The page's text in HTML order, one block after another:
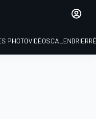
PHOTOVIDÉOSCALENDRIER